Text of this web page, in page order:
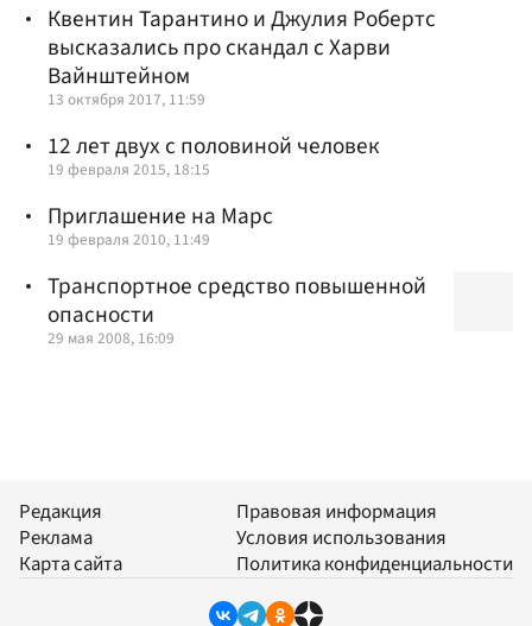
Квентин Тарантино и Джулия Робертс
высказались про скандал с Харви
Вайнштейном
13 октября 2017, 11:59
12 лет двух с половиной человек
19 февраля 2015, 18:15
Приглашение на Марс
19 февраля 2010, 11:49
Транспортное средство повышенной
опасности
29 мая 2008, 16:09
Редакция
Реклама
Карта сайта
Правовая информация
Условия использования
Политика конфиденциальности